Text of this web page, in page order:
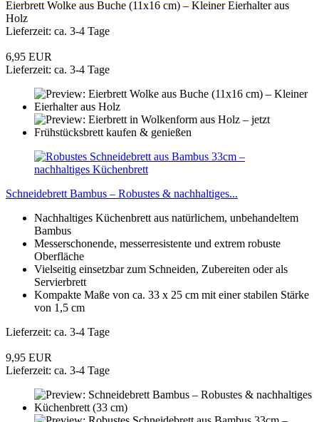
Eierbrett Wolke aus Buche (11x16 cm) – Kleiner Eierhalter aus
Holz
Lieferzeit: ca. 3-4 Tage
6,95 EUR
Lieferzeit: ca. 3-4 Tage
Schneidebrett Bambus – Robustes & nachhaltiges...
Nachhaltiges Küchenbrett aus natürlichem, unbehandeltem
Bambus
Messerschonende, messerresistente und extrem robuste
Oberfläche
Vielseitig einsetzbar zum Schneiden, Zubereiten oder als
Servierbrett
Kompakte Maße von ca. 33 x 25 cm mit einer stabilen Stärke
von 1,5 cm
Lieferzeit: ca. 3-4 Tage
9,95 EUR
Lieferzeit: ca. 3-4 Tage